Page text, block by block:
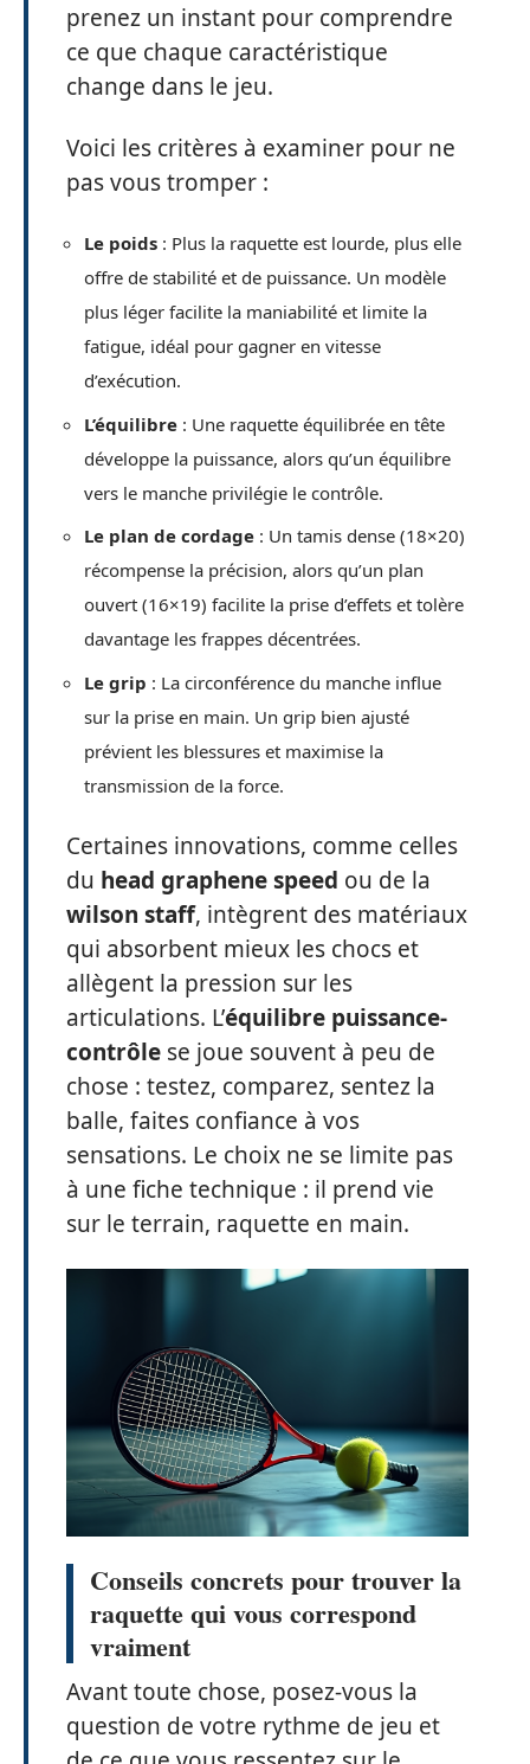
prenez un instant pour comprendre
ce que chaque caractéristique
change dans le jeu.
Voici les critères à examiner pour ne
pas vous tromper :
Le poids : Plus la raquette est lourde, plus elle
offre de stabilité et de puissance. Un modèle
plus léger facilite la maniabilité et limite la
fatigue, idéal pour gagner en vitesse
d’exécution.
L’équilibre : Une raquette équilibrée en tête
développe la puissance, alors qu’un équilibre
vers le manche privilégie le contrôle.
Le plan de cordage : Un tamis dense (18×20)
récompense la précision, alors qu’un plan
ouvert (16×19) facilite la prise d’effets et tolère
davantage les frappes décentrées.
Le grip : La circonférence du manche influe
sur la prise en main. Un grip bien ajusté
prévient les blessures et maximise la
transmission de la force.
Certaines innovations, comme celles
du head graphene speed ou de la
wilson staff, intègrent des matériaux
qui absorbent mieux les chocs et
allègent la pression sur les
articulations. L’équilibre puissance-
contrôle se joue souvent à peu de
chose : testez, comparez, sentez la
balle, faites confiance à vos
sensations. Le choix ne se limite pas
à une fiche technique : il prend vie
sur le terrain, raquette en main.
Conseils concrets pour trouver la
raquette qui vous correspond
vraiment
Avant toute chose, posez-vous la
question de votre rythme de jeu et